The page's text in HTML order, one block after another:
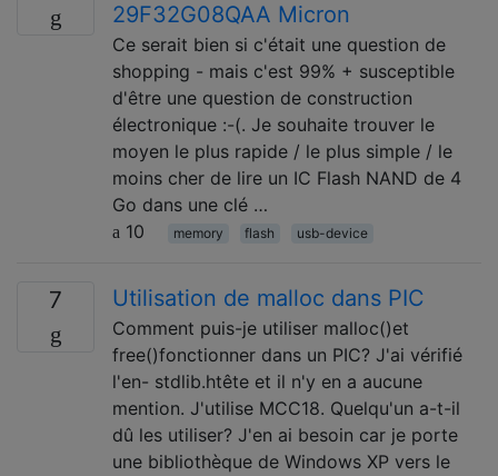
29F32G08QAA Micron
Ce serait bien si c'était une question de
shopping - mais c'est 99% + susceptible
d'être une question de construction
électronique :-(. Je souhaite trouver le
moyen le plus rapide / le plus simple / le
moins cher de lire un IC Flash NAND de 4
Go dans une clé …
10
memory flash usb-device
7 Utilisation de malloc dans PIC
Comment puis-je utiliser malloc()et
free()fonctionner dans un PIC? J'ai vérifié
l'en- stdlib.htête et il n'y en a aucune
mention. J'utilise MCC18. Quelqu'un a-t-il
dû les utiliser? J'en ai besoin car je porte
une bibliothèque de Windows XP vers le